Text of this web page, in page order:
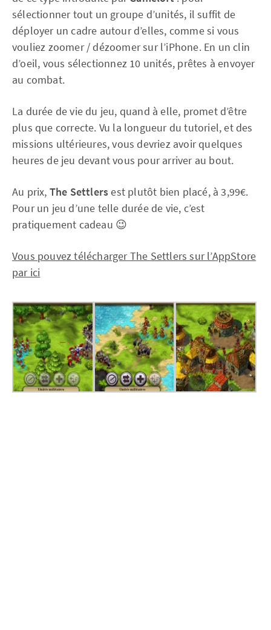
sélectionner tout un groupe d’unités, il suffit de
déployer un cadre autour d’elles, comme si vous
vouliez zoomer / dézoomer sur l’iPhone. En un clin
d’oeil, vous sélectionnez 10 unités, prêtes à envoyer
au combat.
La durée de vie du jeu, quand à elle, promet d’être
plus que correcte. Vu la longueur du tutoriel, et des
missions ultérieures, vous devriez avoir quelques
heures de jeu devant vous pour arriver au bout.
Au prix, The Settlersest plutôt bien placé, à 3,99€.
Pour un jeu d’une telle durée de vie, c’est
pratiquement cadeau 😉
Vous pouvez télécharger The Settlers sur l’AppStore
par ici